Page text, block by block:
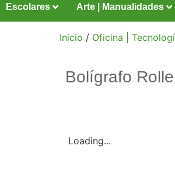
Escolares Arte | Manualidades
Inicio / Oficina |
Bolígrafo
Loading...